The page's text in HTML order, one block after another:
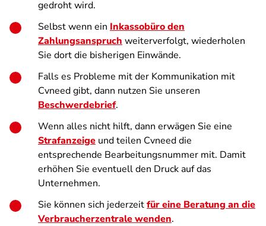
gedroht wird.
Selbst wenn ein Inkassobüro den
Zahlungsanspruch weiterverfolgt, wiederholen
Sie dort die bisherigen Einwände.
Falls es Probleme mit der Kommunikation mit
Cvneed gibt, dann nutzen Sie unseren
Beschwerdebrief.
Wenn alles nicht hilft, dann erwägen Sie eine
Strafanzeige und teilen Cvneed die
entsprechende Bearbeitungsnummer mit. Damit
erhöhen Sie eventuell den Druck auf das
Unternehmen.
Sie können sich jederzeitfür eine Beratung an die
Verbraucherzentrale wenden.